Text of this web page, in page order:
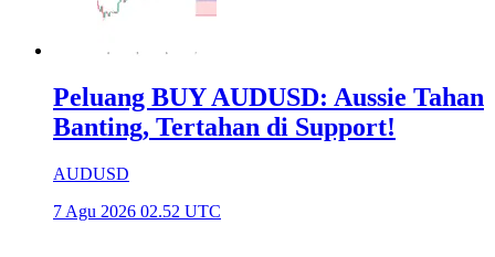
Peluang BUY AUDUSD: Aussie Tahan
Banting, Tertahan di Support!
AUDUSD
7 Agu 2026 02.52 UTC